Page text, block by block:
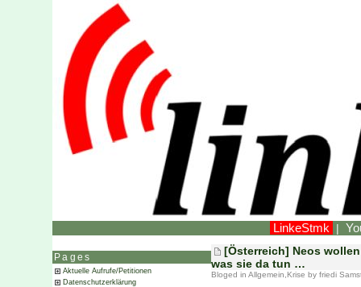
LinkeStmk |
Pages
Aktuelle Aufrufe/Petitionen
Datenschutzerklärung
[Österreich] Neos
was sie da tun …
Bloged in Allgemein Krise by friedi